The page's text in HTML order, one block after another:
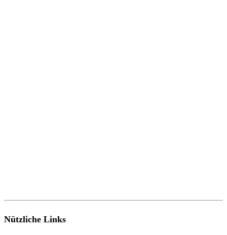
Nützliche Links